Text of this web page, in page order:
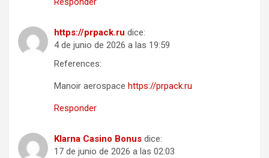
https://prpack.ru dice:
4 de junio de 2026 a las 19:59
References:
Manoir aerospace https://prpack.ru
Responder
Klarna Casino Bonus dice:
17 de junio de 2026 a las 02:03